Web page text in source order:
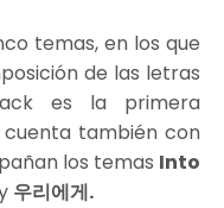
temas, en los que
de las letras
es la primera
cuenta también con
los temas Into
우리에게.